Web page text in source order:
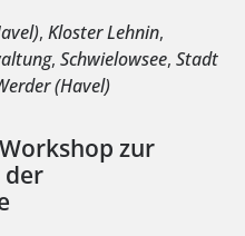
, Kloster Lehnin,
, Schwielowsee, Stadt
(Havel)
zur
der